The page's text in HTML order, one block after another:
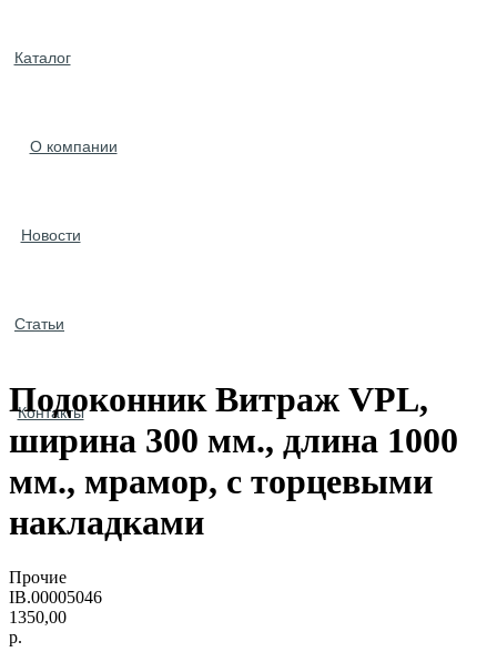
Каталог
О компании
Новости
Статьи
Контакты
Подоконник Витраж VPL,
ширина 300 мм., длина 1000
мм., мрамор, с торцевыми
накладками
Прочие
IB.00005046
1350,00
р.